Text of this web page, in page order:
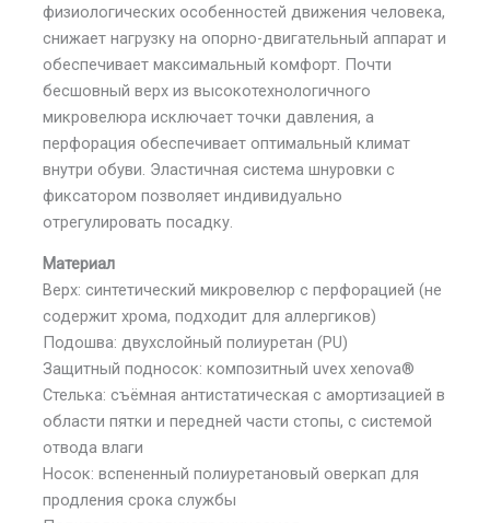
физиологических особенностей движения человека,
снижает нагрузку на опорно-двигательный аппарат и
обеспечивает максимальный комфорт. Почти
бесшовный верх из высокотехнологичного
микровелюра исключает точки давления, а
перфорация обеспечивает оптимальный климат
внутри обуви. Эластичная система шнуровки с
фиксатором позволяет индивидуально
отрегулировать посадку.
Материал
Верх: синтетический микровелюр с перфорацией (не
содержит хрома, подходит для аллергиков)
Подошва: двухслойный полиуретан (PU)
Защитный подносок: композитный uvex xenova®
Стелька: съёмная антистатическая с амортизацией в
области пятки и передней части стопы, с системой
отвода влаги
Носок: вспененный полиуретановый оверкап для
продления срока службы